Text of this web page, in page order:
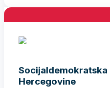
Socijaldemokratska
Hercegovine